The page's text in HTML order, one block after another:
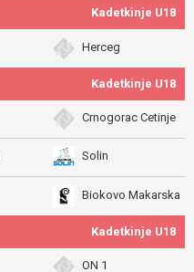
Kadetkinje U18
Herceg
Kadetkinje U18
Crnogorac Cetinje
Solin
Biokovo Makarska
Kadetkinje U18
ON 1